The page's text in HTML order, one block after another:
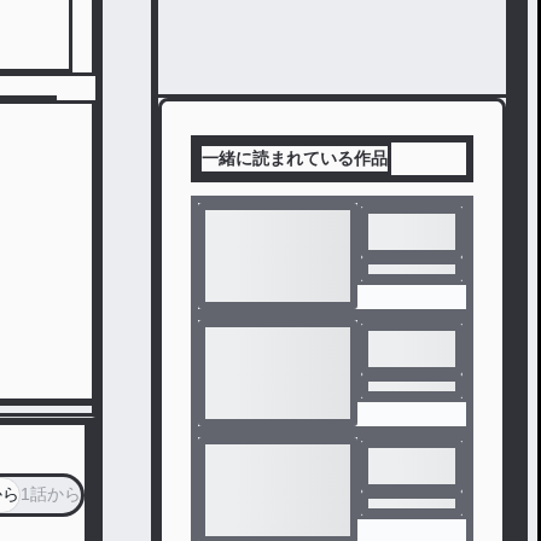
1話から
一緒に読まれている作品